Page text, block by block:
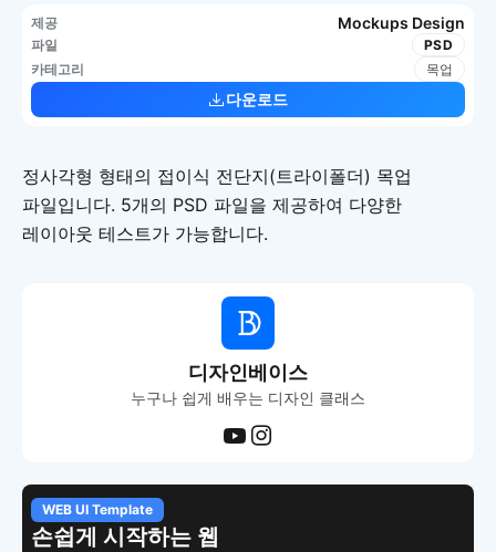
제공 Mockups Design
파일
PSD
카테고리
목업
다운로드
정사각형 형태의 접이식 전단지(트라이폴더) 목업
파일입니다. 5개의 PSD 파일을 제공하여 다양한
레이아웃 테스트가 가능합니다.
디자인베이스
누구나 쉽게 배우는 디자인 클래스
WEB UI Template
손쉽게 시작하는 웹